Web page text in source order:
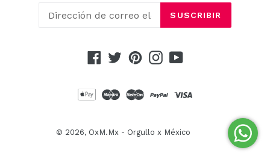
SUSCRIBIR
Facebook
TwitterPinterestInstagram
YouTube
© 2026, OxM.Mx - Orgullo x México